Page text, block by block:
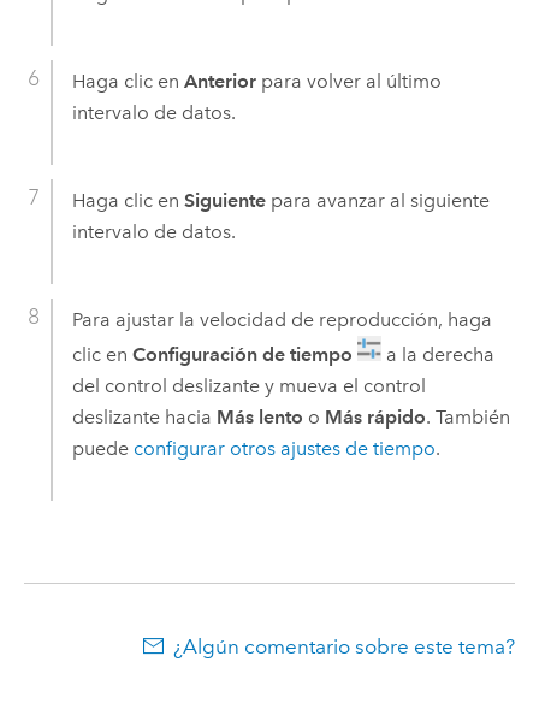
Haga clic en Anteriorpara volver al último
intervalo de datos.
Haga clic en Siguientepara avanzar al siguiente
intervalo de datos.
Para ajustar la velocidad de reproducción, haga
clic en Configuración de tiempo
a la derecha
del control deslizante y mueva el control
deslizante hacia Más lento o Más rápido. También
puede configurar otros ajustes de tiempo.
¿Algún comentario sobre este tema?